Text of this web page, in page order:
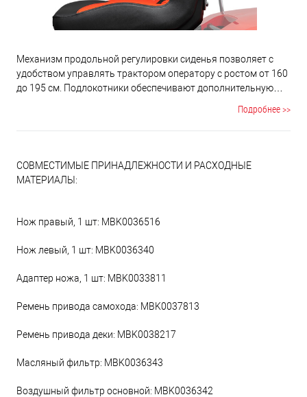
Механизм продольной регулировки сиденья позволяет с
удобством управлять трактором оператору с ростом от 160
до 195 см. Подлокотники обеспечивают дополнительную
материалы обеспечивают сиденью эксплуатацию в течение
всего срока службы трактора.
Подробнее >>
СОВМЕСТИМЫЕ ПРИНАДЛЕЖНОСТИ И РАСХОДНЫЕ
МАТЕРИАЛЫ:
Нож правый, 1 шт: MBK0036516
Нож левый, 1 шт: MBK0036340
Адаптер ножа, 1 шт: MBK0033811
Ремень привода самохода: MBK0037813
Ремень привода деки: MBK0038217
Масляный фильтр: MBK0036343
Воздушный фильтр основной: MBK0036342